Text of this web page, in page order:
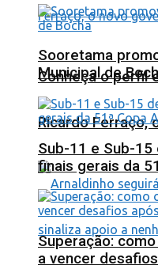
Conheça o perfil
Ricardo Ferraço,
Sooretama
Municipal de
Sub-11 e Sub-
finais gerais da
Superação:
a vencer